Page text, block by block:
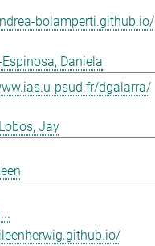
bolamperti.github.io/
Daniela
psud.fr/dgalarra/
Jay